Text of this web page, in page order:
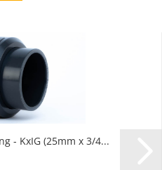
- KxIG (25mm x 3/4...